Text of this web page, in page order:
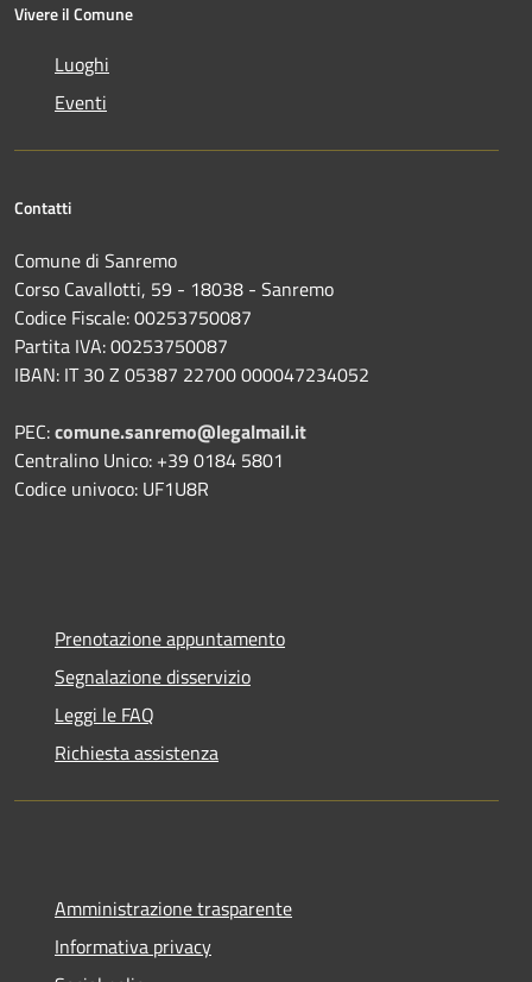
Vivere il Comune
Luoghi
Eventi
Contatti
Comune di Sanremo
Corso Cavallotti, 59 - 18038 - Sanremo
Codice Fiscale: 00253750087
Partita IVA: 00253750087
IBAN: IT 30 Z 05387 22700 000047234052
PEC:comune.sanremo@legalmail.it
Centralino Unico: +39 0184 5801
Codice univoco: UF1U8R
Prenotazione appuntamento
Segnalazione disservizio
Leggi le FAQ
Richiesta assistenza
Amministrazione trasparente
Informativa privacy